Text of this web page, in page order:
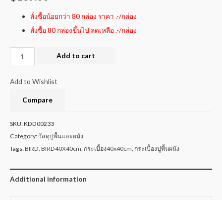
สั่งซื้อน้อยกว่า 80 กล่อง ราคา .-/กล่อง
สั่งซื้อ 80 กล่องขึ้นไป ลดเหลือ .-/กล่อง
Add to cart
Add to Wishlist
Compare
SKU:KDD00233
Category:วัสดุปูพื้นและผนัง
Tags:BIRD BIRD40X40cm กระเบื้อง40x40cm กระเบื้องปูพื้นผนัง
Additional information